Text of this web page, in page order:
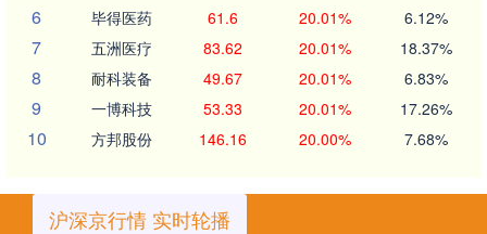
6 毕得医药 61.6 20.01% 6.12%
7 五洲医疗 83.62 20.01% 18.37%
8 耐科装备 49.67 20.01% 6.83%
9 一博科技 53.33 20.01% 17.26%
10 方邦股份 146.16 20.00% 7.68%
沪深京行情 实时轮播